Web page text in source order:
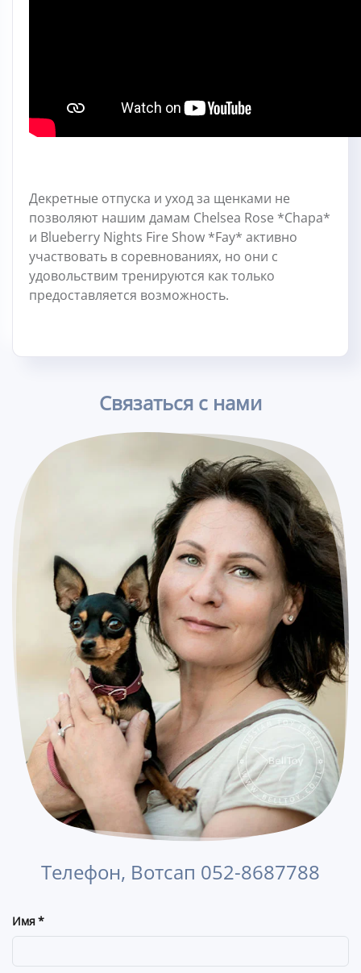
Декретные отпуска и уход за щенками не
позволяют нашим дамам Chelsea Rose *Chapa*
и Blueberry Nights Fire Show *Fay* активно
участвовать в соревнованиях, но они с
удовольствим тренируются как только
предоставляется возможность.
Связаться с нами
Телефон, Вотсап 052-8687788
Имя*